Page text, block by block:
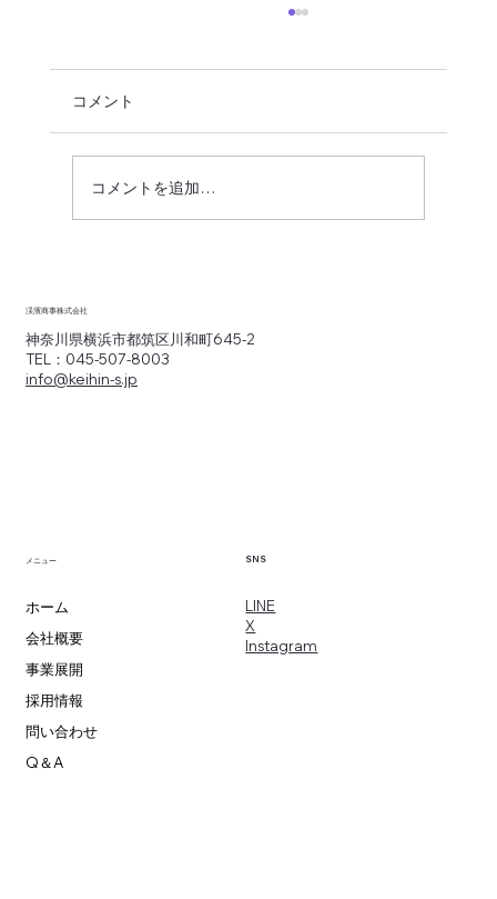
コメント
コメントを追加…
渓濱商事株式会社
神奈川県横浜市都筑区川和町645-2
TEL：045-507-8003
info@keihin-s.jp
メニュー
ホーム
会社概要
事業展開
採用情報
問い合わせ
Q＆A
​LINE
X
​Instagram
SNS